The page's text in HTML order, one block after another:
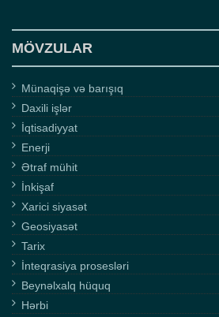
MÖVZULAR
Münaqişə və barışıq
Daxili işlər
İqtisadiyyat
Enerji
Ətraf mühit
İnkişaf
Xarici siyasət
Geosiyasət
Tarix
İnteqrasiya prosesləri
Beynəlxalq hüquq
Hərbi